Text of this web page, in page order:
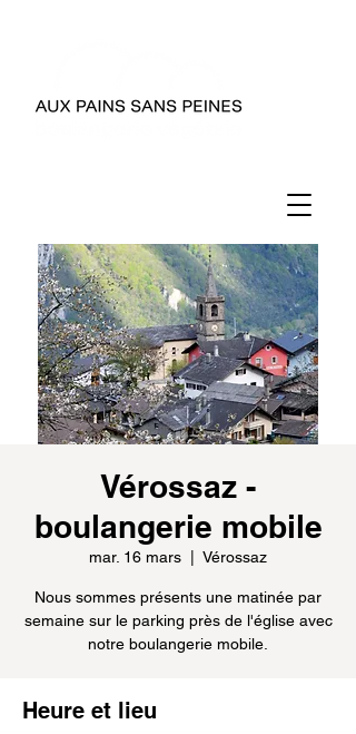
Vérossaz -
boulangerie mobile
mar. 16 mars Vérossaz
Nous sommes présents une matinée par
semaine sur le parking près de l'église avec
notre boulangerie mobile.
Heure et lieu